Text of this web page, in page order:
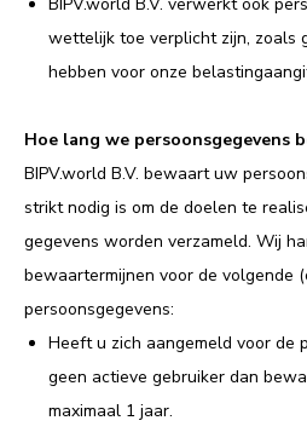
wettelijk toe verplicht zijn, zoals
hebben voor onze
Hoe lang we persoonsgegevens
BIPV.world B.V. bewaart uw
strikt nodig is om de doelen te
gegevens worden verzameld. Wij
bewaartermijnen voor de volgende
persoonsgegevens:
Heeft u zich aangemeld voor de
geen actieve gebruiker dan
maximaal 1 jaar.